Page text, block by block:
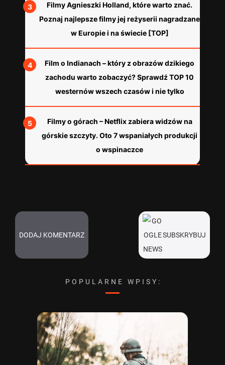
Filmy Agnieszki Holland, które warto znać.
Poznaj najlepsze filmy jej reżyserii nagradzane
w Europie i na świecie [TOP]
Film o Indianach – który z obrazów dzikiego
zachodu warto zobaczyć? Sprawdź TOP 10
westernów wszech czasów i nie tylko
Filmy o górach – Netflix zabiera widzów na
górskie szczyty. Oto 7 wspaniałych produkcji
o wspinaczce
DODAJ KOMENTARZ SUBSKRYBUJ
POPULARNE WPISY: